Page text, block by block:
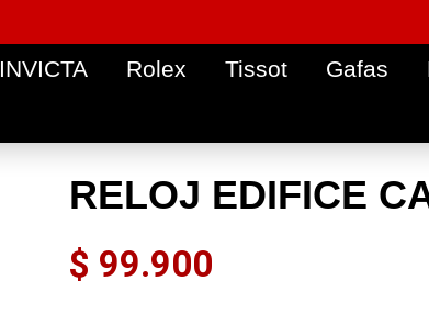
INVICTA Rolex Tissot Gafas
RELOJ EDIFICE
$ 99.900